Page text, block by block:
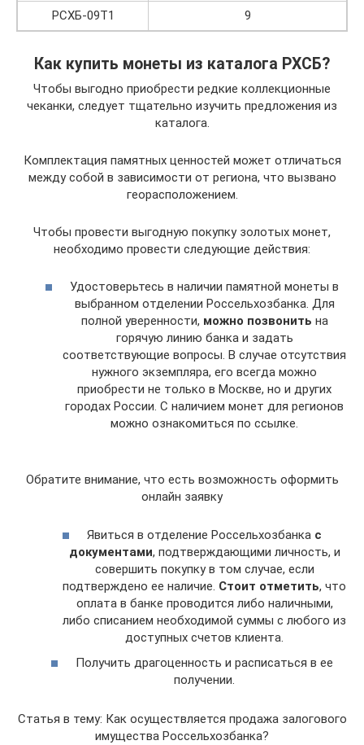
РСХБ-09Т1
9
Как купить монеты из каталога РХСБ?
Чтобы выгодно приобрести редкие коллекционные
чеканки, следует тщательно изучить предложения из
каталога.
Комплектация памятных ценностей может отличаться
между собой в зависимости от региона, что вызвано
георасположением.
Чтобы провести выгодную покупку золотых монет,
необходимо провести следующие действия:
Удостоверьтесь в наличии памятной монеты в
выбранном отделении Россельхозбанка. Для
полной уверенности, можно позвонить на
горячую линию банка и задать
соответствующие вопросы. В случае отсутствия
нужного экземпляра, его всегда можно
приобрести не только в Москве, но и других
городах России. С наличием монет для регионов
можно ознакомиться по ссылке.
Обратите внимание, что есть возможность оформить
онлайн заявку
Явиться в отделение Россельхозбанка с
документами, подтверждающими личность, и
совершить покупку в том случае, если
подтверждено ее наличие. Стоит отметить, что
оплата в банке проводится либо наличными,
либо списанием необходимой суммы с любого из
доступных счетов клиента.
Получить драгоценность и расписаться в ее
получении.
Статья в тему: Как осуществляется продажа залогового
имущества Россельхозбанка?